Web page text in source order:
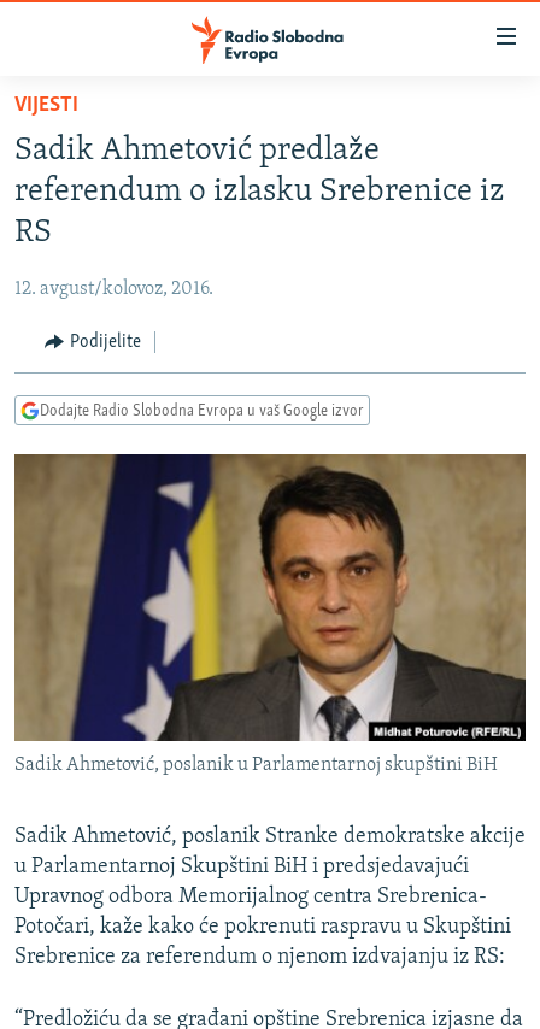
Pređite
glavni
sadržaj
Pređite
na
glavnu
navigaciju
Pređite
na
pretragu
VIJESTI
BOSNA I HERCEGOVINA
SRBIJA
CRNA GORA
VIZUELNO
INFOGRAFIKE
RAT U UKRAJINI
KINA NA BALKANU
RSE PRIČE IZ SVIJETA
ISPRIČAJ MI
DNEVNO@RSE
SPECIJALI RSE
VIŠE OD NASLOVA
GENOCID U SREBRENICI
POPLAVE I KLIZIŠTA U BIH 2024.
TV LIBERTY
POST SCRIPTUM
MOJA EVROPA
TRI DECENIJE OD RATA U BIH
PRATITE NAS
Sve RFE/RL stranice
VIJESTI
Sadik Ahmetović predlaže
referendum o izlasku Srebrenice iz
RS
12. avgust/kolovoz, 2016.
Podijelite
Dodajte Radio Slobodna Evropa u vaš Google izvor
Sadik Ahmetović, poslanik u Parlamentarnoj skupštini BiH
Sadik Ahmetović, poslanik Stranke demokratske akcije
u Parlamentarnoj Skupštini BiH i predsjedavajući
Upravnog odbora Memorijalnog centra Srebrenica-
Potočari, kaže kako će pokrenuti raspravu u Skupštini
Srebrenice za referendum o njenom izdvajanju iz RS:
“Predložiću da se građani opštine Srebrenica izjasne da